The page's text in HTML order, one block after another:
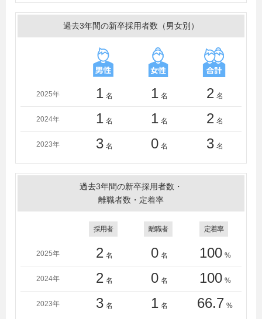
ジ専門学校、東京デザイナー・アカデミー、東放学園専
東京俳優・映画＆放送専門学校、専門学校大阪ビジュア
ルアーツ・アカデミー、専門学校東京ホスピタリティ・
過去3年間の新卒採用者数（男女別）
2025年 1 名 1 名 2 名
2024年 1 名 1 名 2 名
2023年 3 名 0 名 3 名
過去3年間の新卒採用者数・
離職者数・定着率
採用者 離職者 定着率
2025年 2 名 0 名 100 %
2024年 2 名 0 名 100 %
2023年 3 名 1 名 66.7 %